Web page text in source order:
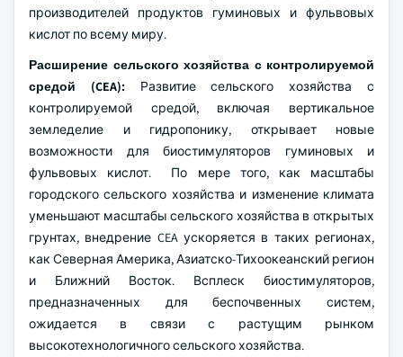
производителей продуктов гуминовых и фульвовых
кислот по всему миру.
Расширение сельского хозяйства с контролируемой
средой (CEA): Развитие сельского хозяйства с
контролируемой средой, включая вертикальное
земледелие и гидропонику, открывает новые
возможности для биостимуляторов гуминовых и
фульвовых кислот. По мере того, как масштабы
городского сельского хозяйства и изменение климата
уменьшают масштабы сельского хозяйства в открытых
грунтах, внедрение CEA ускоряется в таких регионах,
как Северная Америка, Азиатско-Тихоокеанский регион
и Ближний Восток. Всплеск биостимуляторов,
предназначенных для беспочвенных систем,
ожидается в связи с растущим рынком
высокотехнологичного сельского хозяйства.